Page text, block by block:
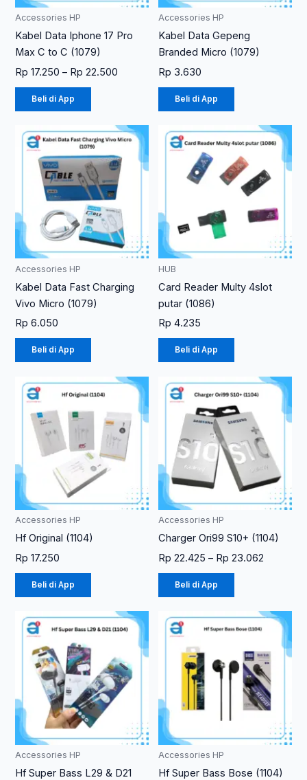
Accessories HP
Kabel Data Iphone 17 Pro
Max C to C (1079)
Rp 17.250 – Rp 22.500
Beli di App
halaman
Accessories HP
Kabel Data Gepeng
Branded Micro (1079)
Rp 3.630
Beli di App
Accessories HP
Kabel Data Fast Charging
Vivo Micro (1079)
Rp 6.050
Beli di App
HUB
Card Reader Multy 4slot
putar (1086)
Rp 4.235
Beli di App
Accessories HP
Hf Original (1104)
Rp 17.250
Beli di App
Produk
ini
memiliki
beberapa
varian.
Pilihan
ini
dapat
di
Accessories HP
Charger Ori99 S10+ (1104)
Rp 22.425 – Rp 23.062
Rentang
harga:
Rp
hingga
Beli di App
Produk
ini
memiliki
beberapa
varian.
Pilihan
ini
dapat
di
produk
Accessories HP
Hf Super Bass L29 & D21
Produk
ini
memiliki
beberapa
varian.
Pilihan
ini
di
Accessories HP
Hf Super Bass Bose (1104)
Rentang
harga:
Rp 9.075
hingga
Rp 12.650
Produk
ini
memiliki
beberapa
varian.
Pilihan
di